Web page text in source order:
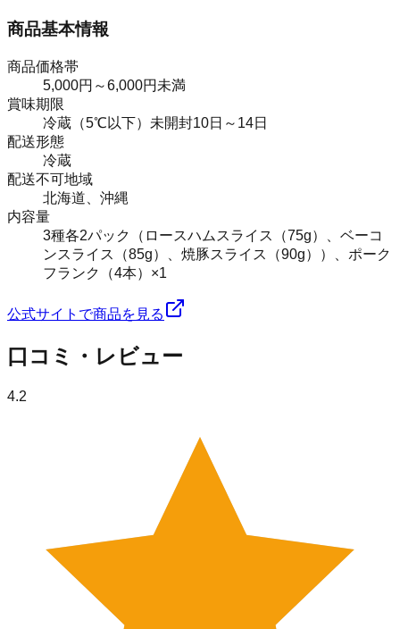
商品基本情報
商品価格帯
5,000円～6,000円未満
賞味期限
冷蔵（5℃以下）未開封10日～14日
配送形態
冷蔵
配送不可地域
北海道、沖縄
内容量
3種各2パック（ロースハムスライス（75g）、ベーコ
ンスライス（85g）、焼豚スライス（90g））、ポーク
フランク（4本）×1
公式サイトで商品を見る
口コミ・レビュー
4.2